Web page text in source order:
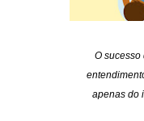
O sucesso
apenas do